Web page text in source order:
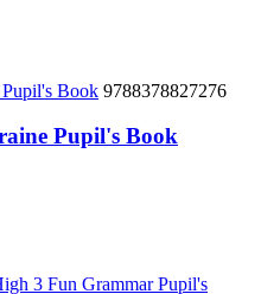
9788378827276
Pupil's Book